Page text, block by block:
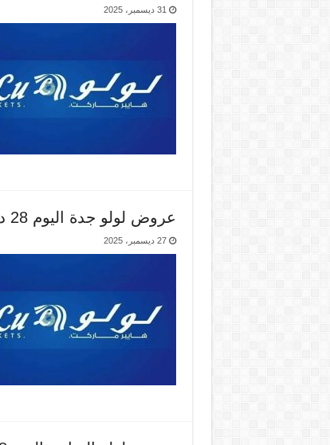
31 ديسمبر، 2025
عروض لولو جدة اليوم 28 ديسمبر حتى 30 ديسمبر 2025
27 ديسمبر، 2025